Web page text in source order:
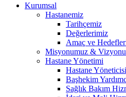
Kurumsal
Hastanemiz
Tarihçemiz
Değerlerimiz
Amaç ve
Misyonumuz &
Hastane Yönetimi
Hastane
Başhekim
Sağlık Bakım